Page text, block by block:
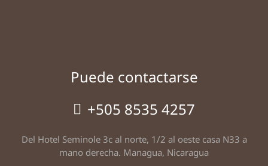
Puede contactarse
+505 8535 4257
Del Hotel Seminole 3c al norte, 1/2 al oeste casa N33 a
mano derecha. Managua, Nicaragua